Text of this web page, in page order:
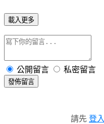
載入更多
公開留言 私密留言
發佈留言
請先 登入